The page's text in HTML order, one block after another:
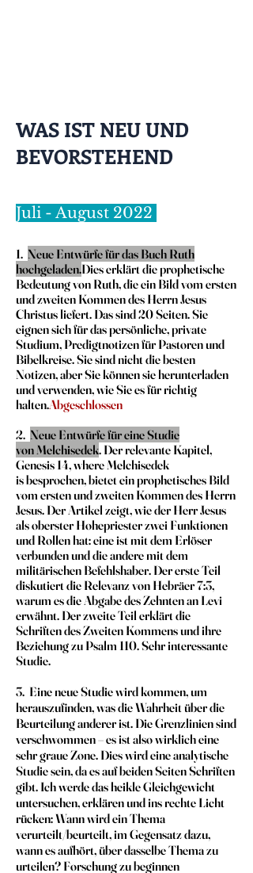
WAS IST NEU UND
BEVORSTEHEND
Juli - August 2022
1. Neue Entwürfe für das Buch Ruth
hochgeladen.Dies erklärt die prophetische
Bedeutung von Ruth, die ein Bild vom ersten
und zweiten Kommen des Herrn Jesus
Christus liefert. Das sind 20 Seiten. Sie
eignen sich für das persönliche, private
Studium, Predigtnotizen für Pastoren und
Bibelkreise. Sie sind nicht die besten
Notizen, aber Sie können sie herunterladen
und verwenden, wie Sie es für richtig
halten.Abgeschlossen
2. Neue Entwürfe für eine Studie
vonMelchisedek. Der relevante Kapitel,
Genesis 14, whereMelchisedek
isbesprochen, bietet ein prophetisches Bild
vom ersten und zweiten Kommen des Herrn
Jesus. Der Artikel zeigt, wie der Herr Jesus
als oberster Hohepriester zwei Funktionen
und Rollen hat: eine ist mit dem Erlöser
verbunden und die andere mit dem
militärischen Befehlshaber. Der erste Teil
diskutiert die Relevanz von Hebräer 7:3,
warum es die Abgabe des Zehnten an Levi
erwähnt. Der zweite Teil erklärt die
Schriften des Zweiten Kommens und ihre
Beziehung zu Psalm 110. Sehr interessante
Studie.
3. Eine neue Studie wird kommen, um
herauszufinden, was die Wahrheit über die
Beurteilung anderer ist. Die Grenzlinien sind
verschwommen – es ist also wirklich eine
sehr graue Zone. Dies wird eine analytische
Studie sein, da es auf beiden Seiten Schriften
gibt. Ich werde das heikle Gleichgewicht
untersuchen, erklären und ins rechte Licht
rücken: Wann wird ein Thema
verurteilt/beurteilt, im Gegensatz dazu,
wann es aufhört, über dasselbe Thema zu
urteilen? Forschung zu beginnen